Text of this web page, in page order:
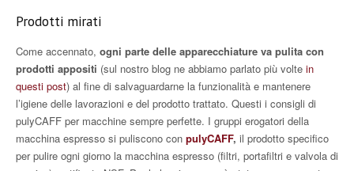
Prodotti mirati
Come accennato, ogni parte delle apparecchiature va pulita con
prodotti appositi (sul nostro blog ne abbiamo parlato più volte in
questi post) al fine di salvaguardarne la funzionalità e mantenere
l’igiene delle lavorazioni e del prodotto trattato. Questi i consigli di
pulyCAFF per macchine sempre perfette. I gruppi erogatori della
macchina espresso si puliscono con pulyCAFF, il prodotto specifico
per pulire ogni giorno la macchina espresso (filtri, portafiltri e valvola di